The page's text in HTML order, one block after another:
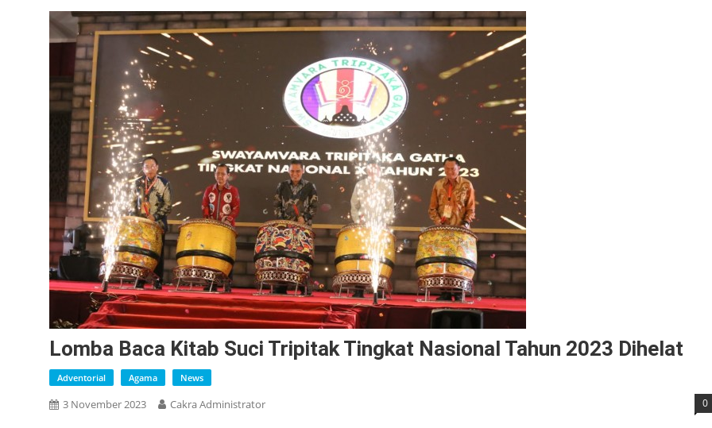
Lomba Baca Kitab Suci Tripitak Tingkat Nasional Tahun 2023 Dihelat
Adventorial Agama News
3 November 2023 Cakra Administrator 0